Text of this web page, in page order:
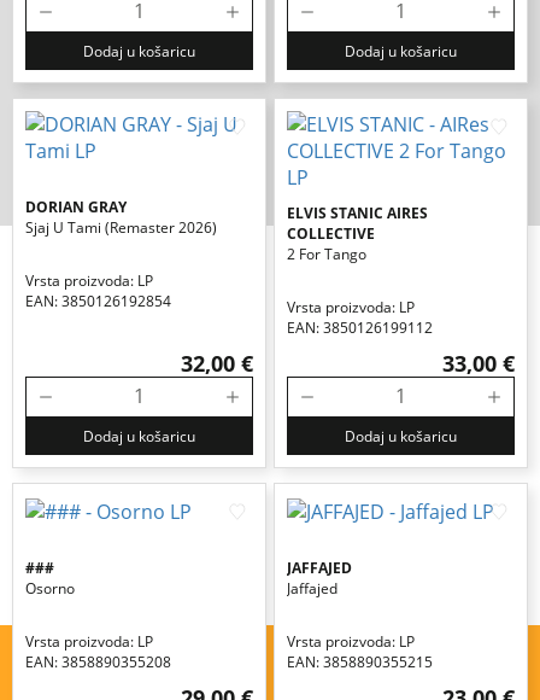
Dodaj u košaricu Dodaj u košaricu
DORIAN GRAY
Sjaj U Tami (remaster 2026)
Vrsta proizvoda: LP
EAN: 3850126192854
32,00 €
Dodaj u košaricu
ELVIS STANIC AIRES
COLLECTIVE
2 For Tango
Vrsta proizvoda: LP
EAN: 3850126199112
33,00 €
Dodaj u košaricu
###
Osorno
Vrsta proizvoda: LP
EAN: 3858890355208
JAFFAJED
Jaffajed
Vrsta proizvoda: LP
EAN: 3858890355215